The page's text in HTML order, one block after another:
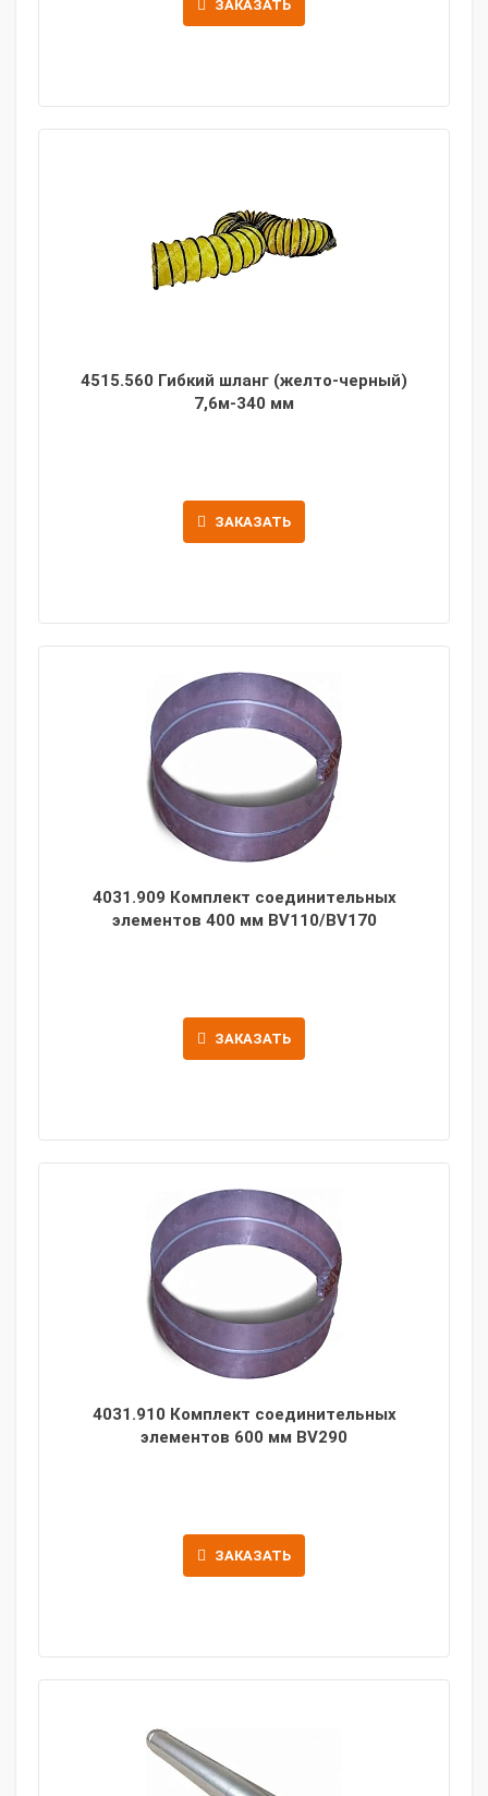
ЗАКАЗАТЬ
4515.560 Гибкий шланг (желто-черный)
7,6м-340 мм
ЗАКАЗАТЬ
4031.909 Комплект соединительных
элементов 400 мм BV110/BV170
ЗАКАЗАТЬ
4031.910 Комплект соединительных
элементов 600 мм BV290
ЗАКАЗАТЬ